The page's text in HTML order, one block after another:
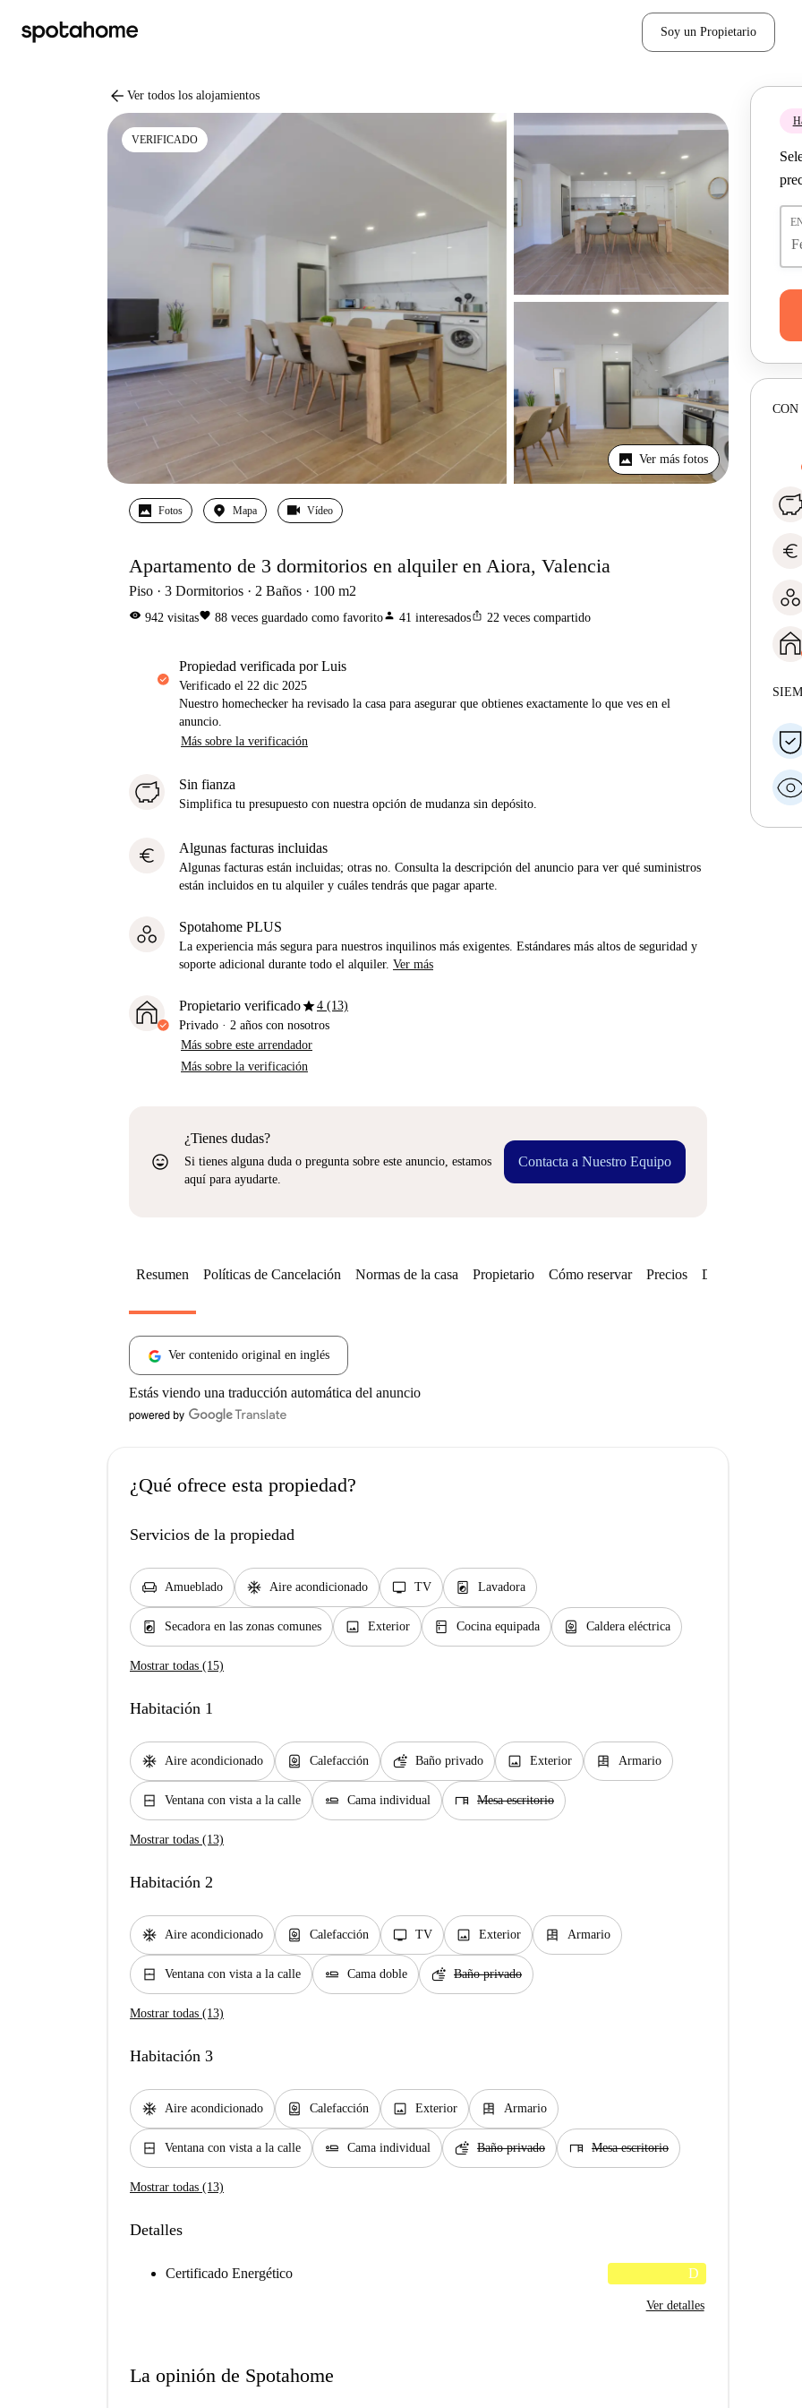
Soy un Propietario
arrow_back Ver todos los alojamientos
VERIFICADO
Ver más fotos
Fotos Mapa Vídeo
Apartamento de 3 dormitorios en alquiler en Aiora, Valencia
Piso 3 Dormitorios 2 Baños 100 m2
visibility 942 visitasfavorite 88 veces guardado como favoritoperson 41 interesadosios_share 22 veces compartido
propiedad verificada por Luis
Verificado el 22 dic 2025
Nuestro homechecker ha revisado la casa para asegurar que obtienes exactamente lo que ves en el
anuncio.
Más sobre la verificación
Sin fianza
Simplifica tu presupuesto con nuestra opción de mudanza sin depósito.
euro Algunas facturas incluidas
Algunas facturas están incluidas; otras no. Consulta la descripción del anuncio para ver qué suministros
están incluidos en tu alquiler y cuáles tendrás que pagar aparte.
Spotahome PLUS
La experiencia más segura para nuestros inquilinos más exigentes. Estándares más altos de seguridad y
soporte adicional durante todo el alquiler. Ver más
Propietario verificadostar4 (13)
Privado · 2 años con nosotros
Más sobre este arrendador
Más sobre la verificación
sentiment_very_satisfied
¿Tienes dudas?
Si tienes alguna duda o pregunta sobre este anuncio, estamos
aquí para ayudarte.
Contacta a Nuestro Equipo
CON
euro
Resumen Políticas de Cancelación Normas de la casa Propietario Cómo reservar Precios Disponibilidades
Ver contenido original en inglés
Estás viendo una traducción automática del anuncio
¿Qué ofrece esta propiedad?
Servicios de la propiedad
chair Amueblado ac_unit Aire acondicionado tv TV local_laundry_service Lavadora
local_laundry_service Secadora en las zonas comunes image Exterior kitchen Cocina equipada water_heater Caldera eléctrica
Mostrar todas (15)
Habitación 1
ac_unit Aire acondicionado water_heater Calefacción soap Baño privado image Exterior dresser Armario
window_closed Ventana con vista a la calle airline_seat_flat Cama individual desk Mesa escritorio
Mostrar todas (13)
Habitación 2
ac_unit Aire acondicionado water_heater Calefacción tv TV image Exterior dresser Armario
window_closed Ventana con vista a la calle airline_seat_flat Cama doble soap Baño privado
Mostrar todas (13)
Habitación 3
ac_unit Aire acondicionado water_heater Calefacción image Exterior dresser Armario
window_closed Ventana con vista a la calle airline_seat_flat Cama individual soap Baño privado desk Mesa escritorio
Mostrar todas (13)
Detalles
Certificado Energético D
Ver detalles
La opinión de Spotahome